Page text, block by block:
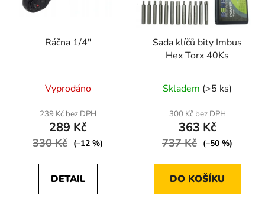
Ráčna 1/4"
Vyprodáno
239 Kč bez DPH
289 Kč
330 Kč (–12 %)
DETAIL
Sada klíčů bity Imbus
Hex Torx 40Ks
Skladem (>5 ks)
300 Kč bez DPH
363 Kč
737 Kč (–50 %)
DO KOŠÍKU